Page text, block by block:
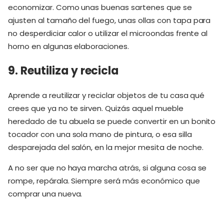
economizar. Como unas buenas sartenes que se
ajusten al tamaño del fuego, unas ollas con tapa para
no desperdiciar calor o utilizar el microondas frente al
horno en algunas elaboraciones.
9. Reutiliza y recicla
Aprende a reutilizar y reciclar objetos de tu casa qué
crees que ya no te sirven. Quizás aquel mueble
heredado de tu abuela se puede convertir en un bonito
tocador con una sola mano de pintura, o esa silla
desparejada del salón, en la mejor mesita de noche.
A no ser que no haya marcha atrás, si alguna cosa se
rompe, repárala. Siempre será más económico que
comprar una nueva.